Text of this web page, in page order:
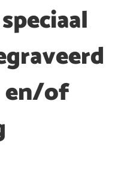
en/of